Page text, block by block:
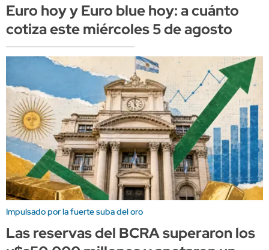
Euro hoy y Euro blue hoy: a cuánto
cotiza este miércoles 5 de agosto
Impulsado por la fuerte suba del oro
Las reservas del BCRA superaron los